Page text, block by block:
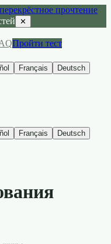
прочтение
✕
Пройти тест
Français
Deutsch
Français
Deutsch